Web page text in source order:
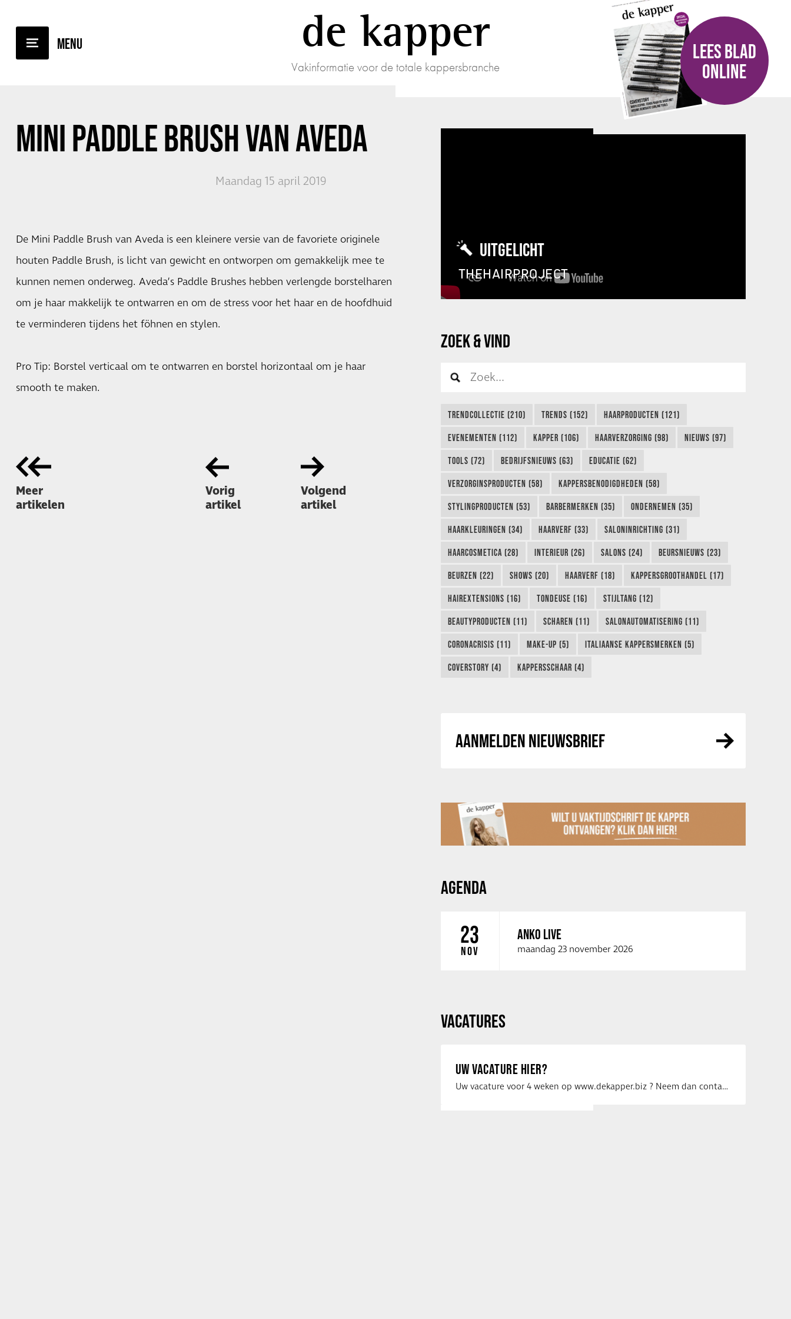
de kapper
Vakinformatie voor de totale kappersbranche
LEES BLAD
ONLINE
MINI PADDLE BRUSH VANAVEDA
Maandag 15 april 2019
De Mini Paddle Brush van Aveda is een kleinere versie van de favoriete originele
houten Paddle Brush, is licht van gewicht en ontworpen om gemakkelijk mee te
kunnen nemen onderweg. Aveda’s Paddle Brushes hebben verlengde borstelharen
om je haar makkelijk te ontwarren en om de stress voor het haar en de hoofdhuid
te verminderen tijdens het föhnen en stylen.
Pro Tip: Borstel verticaal om te ontwarren en borstel horizontaal om je haar
smooth te maken.
Meer
artikelen
Vorig
artikel
Volgend
artikel
UITGELICHT
THEHAIRPROJECT
ZOEK & VIND
TRENDCOLLECTIE (210) TRENDS (152) HAARPRODUCTEN (121)
EVENEMENTEN (112) KAPPER (106) HAARVERZORGING (98) NIEUWS (97)
TOOLS (72) BEDRIJFSNIEUWS (63) EDUCATIE (62)
VERZORGINSPRODUCTEN (58) KAPPERSBENODIGDHEDEN (58)
STYLINGPRODUCTEN (53) BARBERMERKEN (35) ONDERNEMEN (35)
HAARKLEURINGEN (34) HAARVERF (33) SALONINRICHTING (31)
HAARCOSMETICA (28) INTERIEUR (26) SALONS (24) BEURSNIEUWS (23)
BEURZEN (22) SHOWS (20) HAARVERF (18) KAPPERSGROOTHANDEL (17)
HAIREXTENSIONS (16) TONDEUSE (16) STIJLTANG (12)
BEAUTYPRODUCTEN (11) SCHAREN (11) SALONAUTOMATISERING (11)
CORONACRISIS (11) MAKE-UP (5) ITALIAANSE KAPPERSMERKEN (5)
COVERSTORY (4) KAPPERSSCHAAR (4)
AANMELDEN NIEUWSBRIEF
AGENDA
23
NOV
ANKO LIVE
maandag 23 november 2026
VACATURES
UW VACATURE HIER?
Uw vacature voor 4 weken op www.dekapper.biz ? Neem dan contact op met Maaike …